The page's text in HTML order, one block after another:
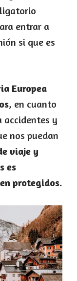
entrar a
si que es
Europea
, en cuanto
accidentes y
nos puedan
viaje y
es
protegidos.